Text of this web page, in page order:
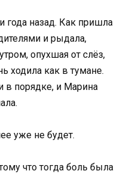
года назад. Как пришла
и рыдала,
опухшая от слёз,
ходила как в тумане.
в порядке, и Марина
уже не будет.
что тогда боль была